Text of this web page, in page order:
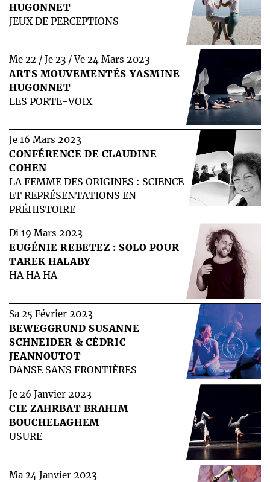
HUGONNET
JEUX DE PERCEPTIONS
Me 22 / Je 23 / Ve 24 Mars 2023
ARTS MOUVEMENTÉS YASMINE
HUGONNET
LES PORTE-VOIX
Je 16 Mars 2023
CONFÉRENCE DE CLAUDINE
COHEN
LA FEMME DES ORIGINES : SCIENCE
ET REPRÉSENTATIONS EN
PRÉHISTOIRE
Di 19 Mars 2023
EUGÉNIE REBETEZ : SOLO POUR
TAREK HALABY
HA HA HA
Sa 25 Février 2023
BEWEGGRUND SUSANNE
SCHNEIDER & CÉDRIC
JEANNOUTOT
DANSE SANS FRONTIÈRES
Je 26 Janvier 2023
CIE ZAHRBAT BRAHIM
BOUCHELAGHEM
USURE
Ma 24 Janvier 2023